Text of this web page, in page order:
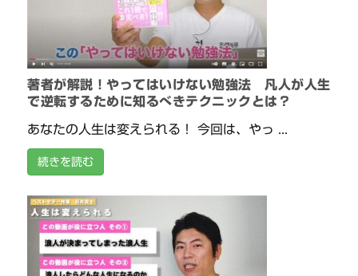
著者が解説！やってはいけない勉強法 凡人が人生
で逆転するために知るべきテクニックとは？
あなたの人生は変えられる！ 今回は、やっ ...
続きを読む